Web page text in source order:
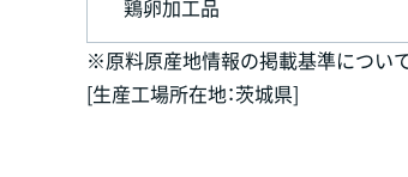
鶏卵加工品
※原料原産地情報の掲載基準につい
[生産工場所在地：茨城県]